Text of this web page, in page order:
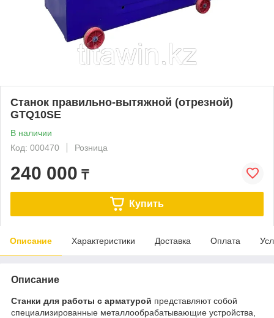
Станок правильно-вытяжной (отрезной)
GTQ10SE
В наличии
Код: 000470
Розница
240 000 ₸
Купить
Описание Характеристики Доставка Оплата
Описание
Станки для работы с арматурой представляют собой
специализированные металлообрабатывающие устройства,